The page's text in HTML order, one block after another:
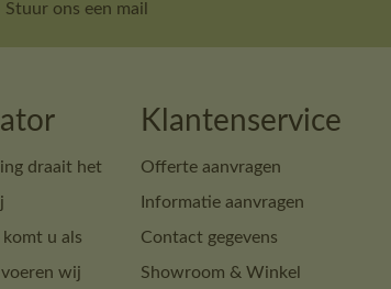
Stuur ons een mail
draait het
u als
wij
Klantenservice
Offerte aanvragen
Informatie aanvragen
Contact gegevens
Showroom & Winkel